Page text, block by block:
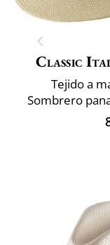
Classic
Tejido a
Sombrero